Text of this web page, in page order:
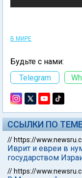
В МИРЕ
Будьте с нами:
Telegram
ССЫЛКИ ПО
// https://
Иврит и евреи в
государством
// https://